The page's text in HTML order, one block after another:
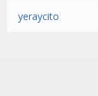
yeraycito